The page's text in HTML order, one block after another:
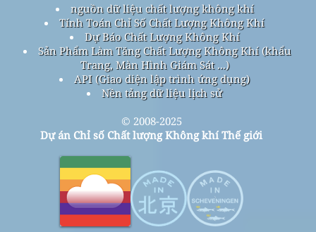
nguồn dữ liệu chất lượng không khí
Tính Toán Chỉ Số Chất Lượng Không Khí
Dự Báo Chất Lượng Không Khí
Sản Phẩm Làm Tăng Chất Lượng Không Khí (khẩu
Trang, Màn Hình Giám Sát ...)
API (Giao diện lập trình ứng dụng)
Nền tảng dữ liệu lịch sử
© 2008-2025
Dự án Chỉ số Chất lượng Không khí Thế giới